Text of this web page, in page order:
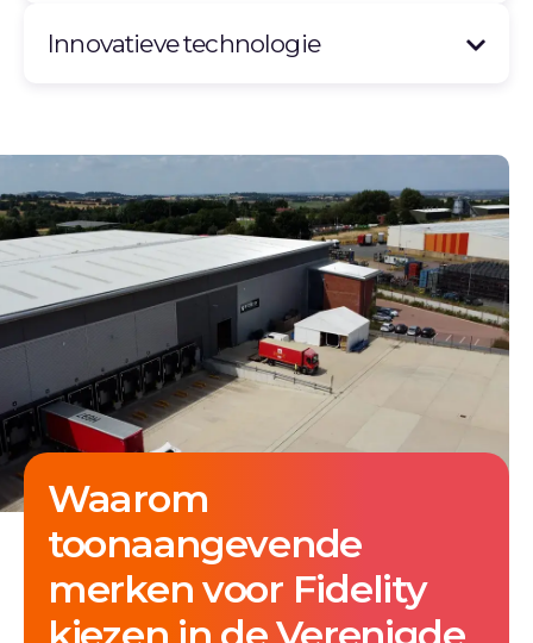
Innovatieve technologie
Waarom
toonaangevende
merken voor Fidelity
kiezen in de Verenigde